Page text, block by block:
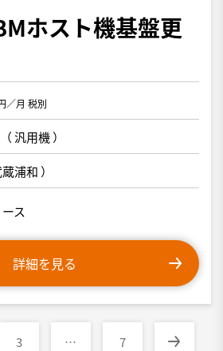
ホスト機基盤更
／月 税別
（汎用機）
浦和 ）
ス
詳細を見る
3 … 7